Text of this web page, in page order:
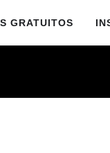
GRATUITOS